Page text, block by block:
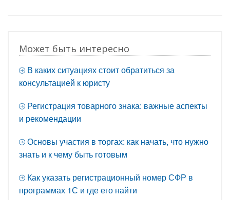
Может быть интересно
В каких ситуациях стоит обратиться за
консультацией к юристу
Регистрация товарного знака: важные аспекты
и рекомендации
Основы участия в торгах: как начать, что нужно
знать и к чему быть готовым
Как указать регистрационный номер СФР в
программах 1С и где его найти